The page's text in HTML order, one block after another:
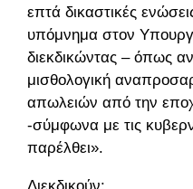
επτά δικαστικές
υπόμνημα στον
διεκδικώντας – όπως
μισθολογική
απωλειών από την
-σύμφωνα με τις
παρέλθει».
Διεκδικούν: